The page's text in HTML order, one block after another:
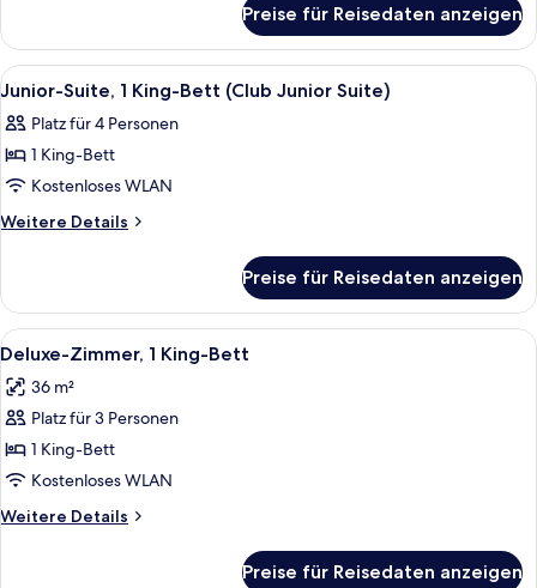
Suite,
1 King-
Bett
Preise für Reisedaten anzeigen
Alle
Fotos
für
Junior-
Suite,
1 King-
Junior
Suite)
anzeigen
Ein Hotelzimmer mit einem Bett,
4
Junior-Suite, 1 King-Bett (Club Junior Suite)
Platz für 4 Personen
1 King-Bett
Kostenloses WLAN
Weitere Details
Weitere
Suite,
1 King-
Bett
Junior
Suite)
Preise für Reisedaten anzeigen
Alle
Fotos
für
Deluxe-
Zimmer,
1 King-
Bett
anzeigen
Ein Hotelzimmer mit Glastisch,
16
Deluxe-Zimmer, 1 King-Bett
36 m²
Platz für 3 Personen
1 King-Bett
Kostenloses WLAN
Weitere Details
Weitere
Preise für Reisedaten anzeigen